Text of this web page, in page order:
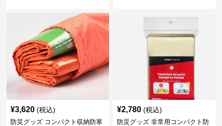
¥3,620 (税込)
防災グッズ コンパクト収納防寒
¥2,780 (税込)
防災グッズ 非常用コンパクト防